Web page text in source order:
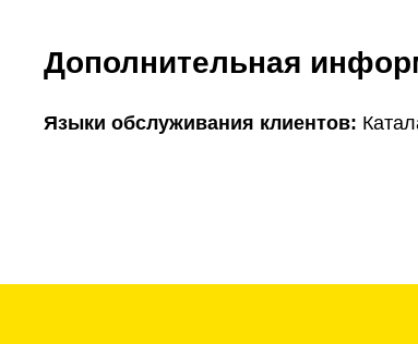
Дополнительная
Языки обслуживания клиентов: